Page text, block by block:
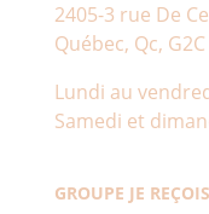
2405-3 rue De
Québec, Qc,
Lundi au
Samedi et
GROUPE JE